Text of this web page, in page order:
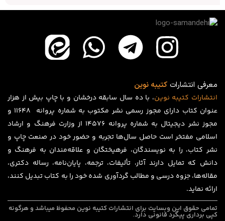
معرفی انتشاراتکتیبه نوین
انتشارات کتیبه نوین، با ده سال سابقه درخشان و با چاپ بیش از هزار
عنوان کتاب دارای مجوز رسمی نشر مکتوب به شماره پروانه ۱۱۶۴۸ و
مجوز نشر دیجیتال به شماره پروانه 14576 از وزارت فرهنگ و ارشاد
اسلامی مفتخر است حاصل سال‌ها تجربه و حضور خود در صنعت چاپ و
نشر کتاب، را به نویسندگان، فرهیختگان و علاقه‌مندان به فرهنگ و
دانش که تمایل دارند آثار، تألیفات، ترجمه، پایان‌نامه، رساله دکتری،
مقاله‌ها، جزوه درسی و مطالب گردآوری شده خود را به کتاب تبدیل کنند،
ارائه نماید.
تمامی حقوق این وبسایت برای انتشارات کتیبه نوین محفوظ میباشد و هرگونه
کپی برداری پیگرد قانونی دارد.